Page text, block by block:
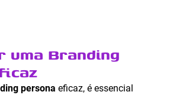
uma Branding
persona eficaz, é essencial